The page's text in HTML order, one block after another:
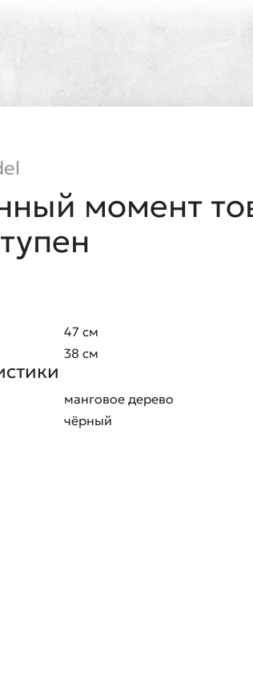
момент
47 см
38 см
манговое дерево
чёрный